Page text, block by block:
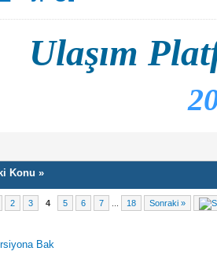
Ulaşım
Konu »
2 3 4 5 6 7 18 Sonraki »
Bak